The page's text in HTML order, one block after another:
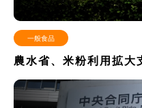
一般食品
農水省、米粉利用拡